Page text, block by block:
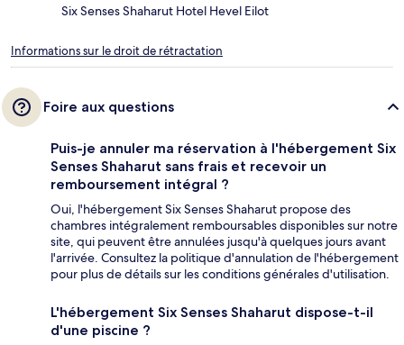
Six Senses Shaharut Hotel Hevel Eilot
Informations sur le droit de rétractation
Foire aux questions
Puis-je annuler ma réservation à l'hébergement Six
Senses Shaharut sans frais et recevoir un
remboursement intégral ?
Oui, l'hébergement Six Senses Shaharut propose des
chambres intégralement remboursables disponibles sur notre
site, qui peuvent être annulées jusqu'à quelques jours avant
l'arrivée. Consultez la politique d'annulation de l'hébergement
pour plus de détails sur les conditions générales d'utilisation.
L'hébergement Six Senses Shaharut dispose-t-il
d'une piscine ?